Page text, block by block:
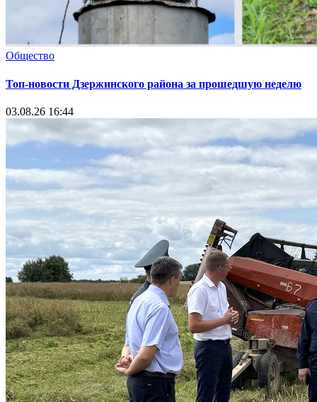
Общество
Топ-новости Дзержинского района за прошедшую неделю
03.08.26 16:44